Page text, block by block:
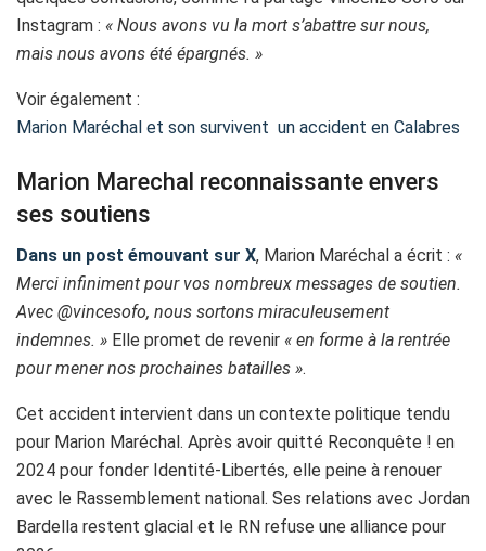
Instagram : « Nous avons vu la mort s’abattre sur nous,
mais nous avons été épargnés. »
Voir également :
Marion Maréchal et son survivent un accident en Calabres
Marion Marechal reconnaissante envers
ses soutiens
Dans un post émouvant sur X, Marion Maréchal a écrit : «
Merci infiniment pour vos nombreux messages de soutien.
Avec @vincesofo, nous sortons miraculeusement
indemnes. » Elle promet de revenir « en forme à la rentrée
pour mener nos prochaines batailles ».
Cet accident intervient dans un contexte politique tendu
pour Marion Maréchal. Après avoir quitté Reconquête ! en
2024 pour fonder Identité-Libertés, elle peine à renouer
avec le Rassemblement national. Ses relations avec Jordan
Bardella restent glacial et le RN refuse une alliance pour